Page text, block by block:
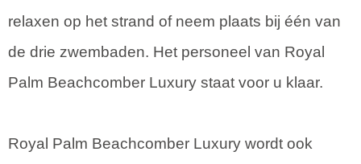
relaxen op het strand of neem plaats bij één van
de drie zwembaden. Het personeel van Royal
Palm Beachcomber Luxury staat voor u klaar.
Royal Palm Beachcomber Luxury wordt ook